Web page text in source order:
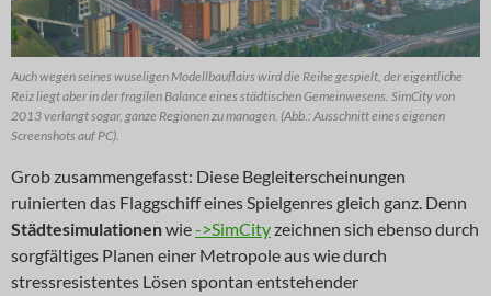
Auch wegen seines wuseligen Modellbauflairs wird die Reihe gespielt, der eigentliche
Reiz liegt aber in der fragilen Balance eines städtischen Gemeinwesens. SimCity von
2013 verlangt sogar, ganze Regionen zu managen. (Abb.: Ausschnitt eines eigenen
Screenshots auf PC).
Grob zusammengefasst: Diese Begleiterscheinungen
ruinierten das Flaggschiff eines Spielgenres gleich ganz. Denn
Städtesimulationenwie->SimCityzeichnen sich ebenso durch
sorgfältiges Planen einer Metropole aus wie durch
stressresistentes Lösen spontan entstehender